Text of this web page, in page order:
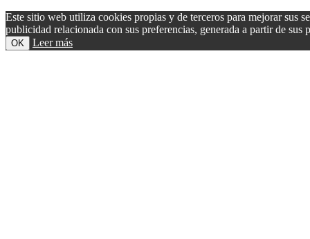
Este sitio web utiliza cookies propias y de terceros para mejorar sus
publicidad relacionada con sus preferencias, generada a partir de
OK Leer más